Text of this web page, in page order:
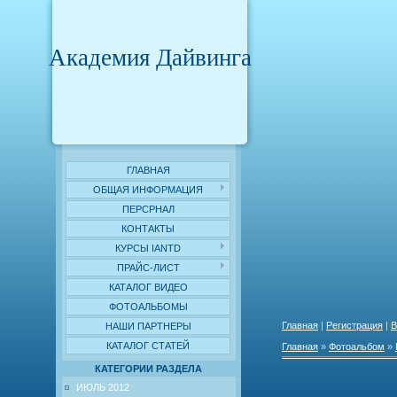
Академия Дайвинга
ГЛАВНАЯ
ОБЩАЯ ИНФОРМАЦИЯ
ПЕРСРНАЛ
КОНТАКТЫ
КУРСЫ IANTD
ПРАЙС-ЛИСТ
КАТАЛОГ ВИДЕО
ФОТОАЛЬБОМЫ
НАШИ ПАРТНЕРЫ
КАТАЛОГ СТАТЕЙ
КАТЕГОРИИ РАЗДЕЛА
ИЮЛЬ 2012
Главная | Регистрация |
Главная » Фотоальбом »